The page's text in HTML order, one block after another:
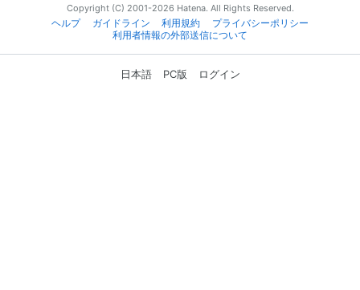
Copyright (C) 2001-2026 Hatena. All Rights Reserved.
ヘルプ
ガイドライン 利用規約
プライバシーポリシー
利用者情報の外部送信について
日本語 PC版 ログイン